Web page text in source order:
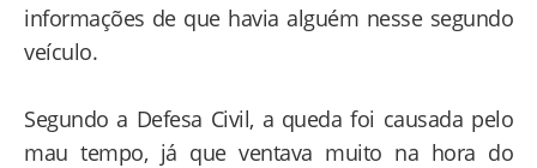
informações de que havia alguém nesse segundo
veículo.
Segundo a Defesa Civil, a queda foi causada pelo
mau tempo, já que ventava muito na hora do